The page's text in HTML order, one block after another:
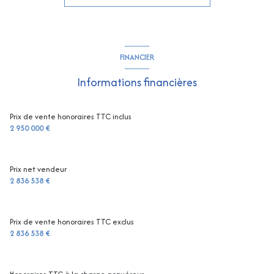
cuisine séparée (équipée)
2 niveau(x)
terrasse
FINANCIER
Informations financières
Prix de vente honoraires TTC inclus
2 950 000 €
Prix net vendeur
2 836 538 €
Prix de vente honoraires TTC exclus
2 836 538 €